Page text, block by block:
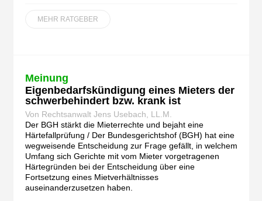
MEHR RATGEBER
Meinung
Eigenbedarfskündigung eines Mieters der
schwerbehindert bzw. krank ist
Von Rechtsanwalt Jens Usebach, LL.M.
Der BGH stärkt die Mieterrechte und bejaht eine
Härtefallprüfung / Der Bundesgerichtshof (BGH) hat eine
wegweisende Entscheidung zur Frage gefällt, in welchem
Umfang sich Gerichte mit vom Mieter vorgetragenen
Härtegründen bei der Entscheidung über eine
Fortsetzung eines Mietverhältnisses
auseinanderzusetzen haben.